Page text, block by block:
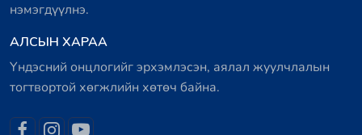
нэмэгдүүлнэ.
АЛСЫН ХАРАА
Үндэсний онцлогийг эрхэмлэсэн, аялал жуулчлалын
тогтвортой хөгжлийн хөтөч байна.